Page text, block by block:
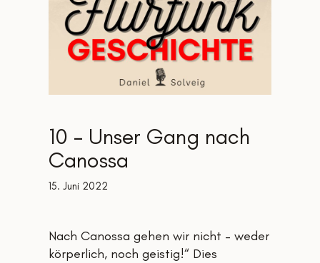
10 – Unser Gang nach
Canossa
15. Juni 2022
Nach Canossa gehen wir nicht – weder
körperlich, noch geistig!“ Dies